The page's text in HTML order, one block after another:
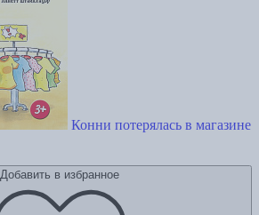
Конни потерялась в магазине
Добавить в избранное